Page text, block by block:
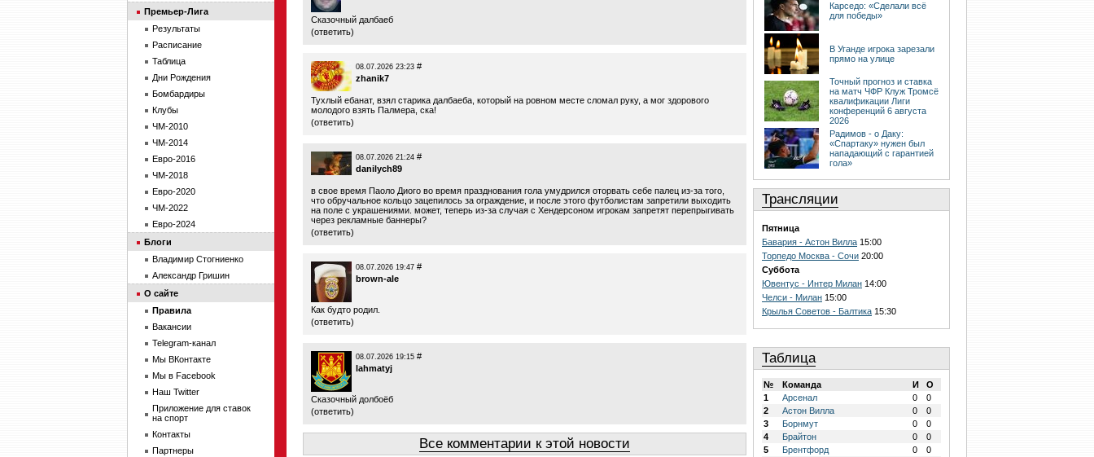
Сказочный далбаеб
(ответить)
08.07.2026 23:23 #
zhanik7
Тухлый ебанат, взял старика далбаеба, который на ровном месте сломал руку, а мог здорового
молодого взять Палмера, ска!
(ответить)
08.07.2026 21:24 #
danilych89
в свое время Паоло Диого во время празднования гола умудрился оторвать себе палец из-за того,
что обручальное кольцо зацепилось за ограждение, и после этого футболистам запретили выходить
на поле с украшениями. может, теперь из-за случая с Хендерсоном игрокам запретят перепрыгивать
через рекламные баннеры?
(ответить)
08.07.2026 19:47 #
brown-ale
Как будто родил.
(ответить)
08.07.2026 19:15 #
lahmatyj
Сказочный долбоёб
(ответить)
Все комментарии к этой новости
Карседо: «Сделали всё
для победы»
В Уганде игрока зарезали
прямо на улице
Точный прогноз и ставка
на матч ЧФР Клуж Тромсё
квалификации Лиги
конференций 6 августа
2026
Радимов - о Даку:
«Спартаку» нужен был
нападающий с гарантией
гола»
Трансляции
Пятница
Бавария - Астон Вилла 15:00
Торпедо Москва - Сочи 20:00
Суббота
Ювентус - Интер Милан 14:00
Челси - Милан 15:00
Крылья Советов - Балтика 15:30
Таблица
№ Команда И
О
1
Арсенал 0
0
2
Астон Вилла 0
0
3
Борнмут 0
0
4
Брайтон 0
0
5
Брентфорд 0
0
Премьер-Лига
Результаты
Расписание
Таблица
Дни Рождения
Бомбардиры
Клубы
ЧМ-2010
ЧМ-2014
Евро-2016
ЧМ-2018
Евро-2020
ЧМ-2022
Евро-2024
Блоги
Владимир Стогниенко
Александр Гришин
О сайте
Правила
Вакансии
Telegram-канал
Мы ВКонтакте
Мы в Facebook
Наш Twitter
Приложение для ставок
на спорт
Контакты
Партнеры